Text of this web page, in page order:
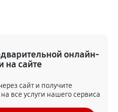
60 минут
MF655Cdw
онлайн-
на сайте
сайт и получите
все услуги нашего сервиса